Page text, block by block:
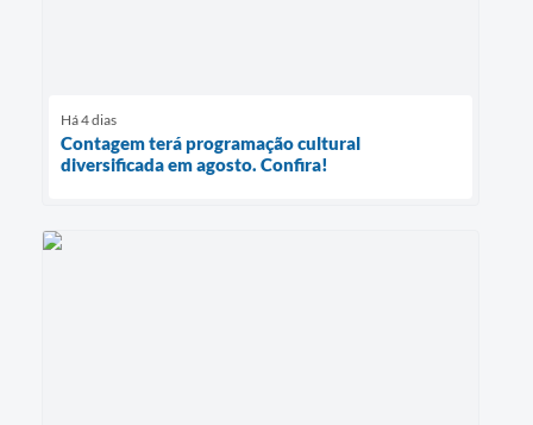
Há 4 dias
Contagem terá programação cultural
diversificada em agosto. Confira!